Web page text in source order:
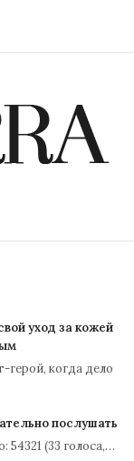
уход за кожей
когда дело
послушать
(33 голоса,…